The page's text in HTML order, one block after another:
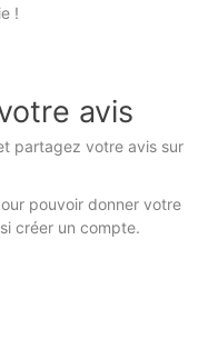
!
avis
partagez votre avis sur
pouvoir donner votre
créer un compte.